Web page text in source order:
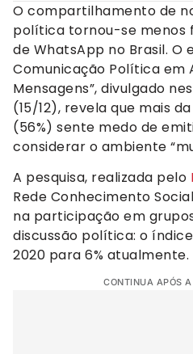
O compartilhamento de
política tornou-se menos
de WhatsApp no Brasil. O
Comunicação Política em
Mensagens”, divulgado
(15/12), revela que mais
(56%) sente medo de
considerar o ambiente
A pesquisa, realizada pelo
Rede Conhecimento
na participação em
discussão política: o índice
2020 para 6% atualmente.
CONTINUA APÓS